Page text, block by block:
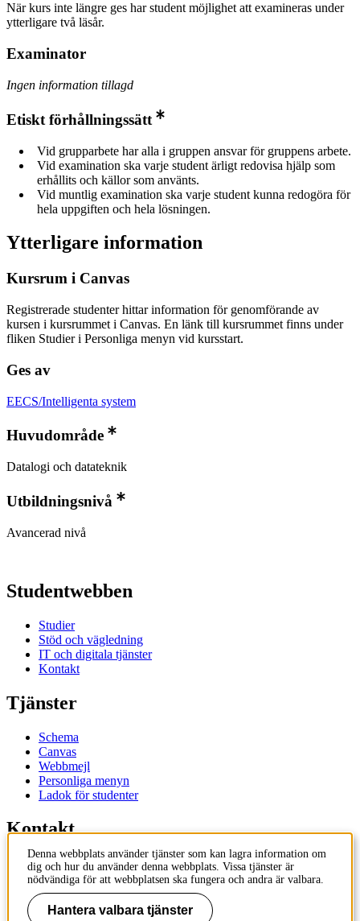
När kurs inte längre ges har student möjlighet att examineras under
ytterligare två läsår.
Examinator
Ingen information tillagd
Etiskt förhållningssätt
Vid grupparbete har alla i gruppen ansvar för gruppens arbete.
Vid examination ska varje student ärligt redovisa hjälp som
erhållits och källor som använts.
Vid muntlig examination ska varje student kunna redogöra för
hela uppgiften och hela lösningen.
Ytterligare information
Kursrum i Canvas
Registrerade studenter hittar information för genomförande av
kursen i kursrummet i Canvas. En länk till kursrummet finns under
fliken Studier i Personliga menyn vid kursstart.
Ges av
EECS/Intelligenta system
Huvudområde
Datalogi och datateknik
Utbildningsnivå
Avancerad nivå
Studentwebben
Studier
Stöd och vägledning
IT och digitala tjänster
Kontakt
Tjänster
Schema
Canvas
Webbmejl
Personliga menyn
Ladok för studenter
Kontakt
Kontakta utbildningsprogram
Kontakta kurs
IT-support
KTH Entré
Denna webbplats använder tjänster som kan lagra information om
dig och hur du använder denna webbplats. Vissa tjänster är
nödvändiga för att webbplatsen ska fungera och andra är valbara.
Hantera valbara tjänster